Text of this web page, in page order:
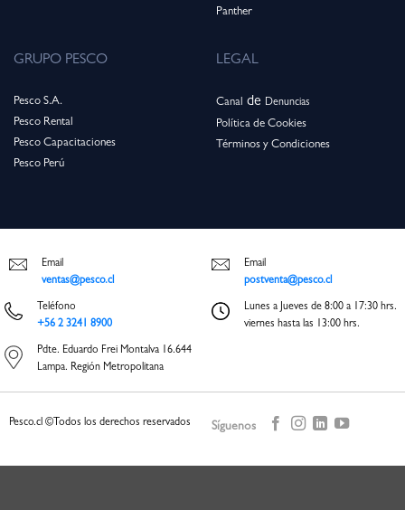
Panther
GRUPO PESCO
Pesco S.A.
Pesco Rental
Pesco Capacitaciones
Pesco Perú
LEGAL
Canal de Denuncias
Política de Cookies
Términos y Condiciones
Email
ventas@pesco.cl
Email
postventa@pesco.cl
Teléfono
+56 2 3241 8900
Lunes a Jueves de 8:00 a 17:30 hrs.
viernes hasta las 13:00 hrs.
Pdte. Eduardo Frei Montalva 16.644
Lampa. Región Metropolitana
Pesco.cl ©Todos los derechos reservados Síguenos